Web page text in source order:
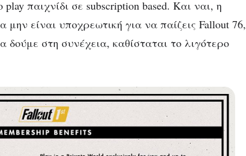
παιχνίδι σε subscription based. Και ναι, η
είναι υποχρεωτική για να παίζεις Fallout 76,
στη συνέχεια, καθίσταται το λιγότερο